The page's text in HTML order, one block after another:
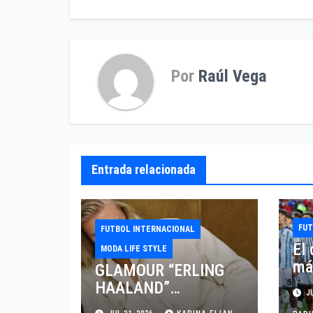
entradas
Por Raúl Vega
Entrada relacionada
FUTBOL INTERNACIONAL
MODA LIFE STYLE
GLAMOUR “ERLING
HAALAND”
DESLUMBRA EN EL
El
al